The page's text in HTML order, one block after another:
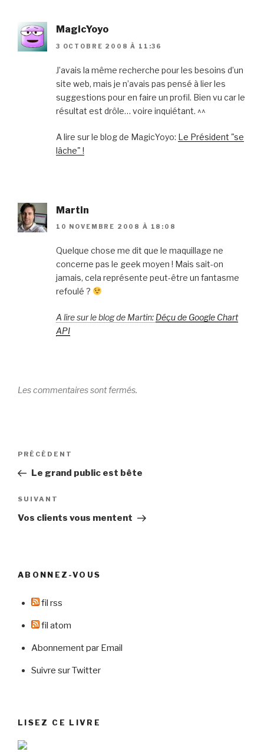
MagicYoyo
3 OCTOBRE 2008 À 11:36
J’avais la même recherche pour les besoins d’un
site web, mais je n’avais pas pensé à lier les
suggestions pour en faire un profil. Bien vu car le
résultat est drôle… voire inquiétant. ^^
A lire sur le blog de MagicYoyo: Le Président "se
lâche" !
Martin
10 NOVEMBRE 2008 À 18:08
Quelque chose me dit que le maquillage ne
concerne pas le geek moyen ! Mais sait-on
jamais, cela représente peut-être un fantasme
refoulé ?
A lire sur le blog de Martin: Déçu de Google Chart
API
Les commentaires sont fermés.
Navigation
l’article
Article
précédent
PRÉCÉDENT
Le grand public est bête
Article
suivant
SUIVANT
Vos clients vous mentent
ABONNEZ-VOUS
fil rss
fil atom
Abonnement par Email
Suivre sur Twitter
LISEZ CE LIVRE